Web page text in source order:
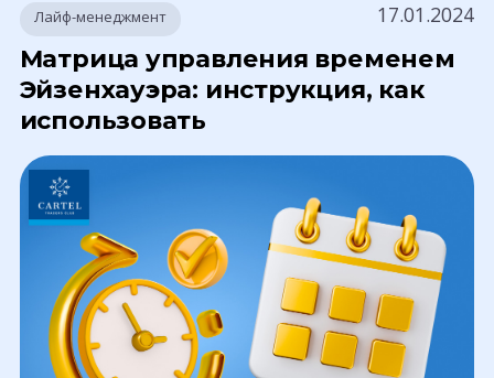
Лайф-менеджмент 17.01.2024
Матрица управления временем
Эйзенхауэра: инструкция, как
использовать